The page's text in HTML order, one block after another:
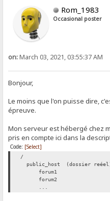
Rom_1983
Occasional poster
on:March 03, 2021, 03:55:37 AM
Bonjour,
Le moins que l'on puisse dire,
épreuve.
Mon serveur est hébergé chez
pris en compte ici dans la
Code: [Select]
/
public_host (dossier
forum1
forum2